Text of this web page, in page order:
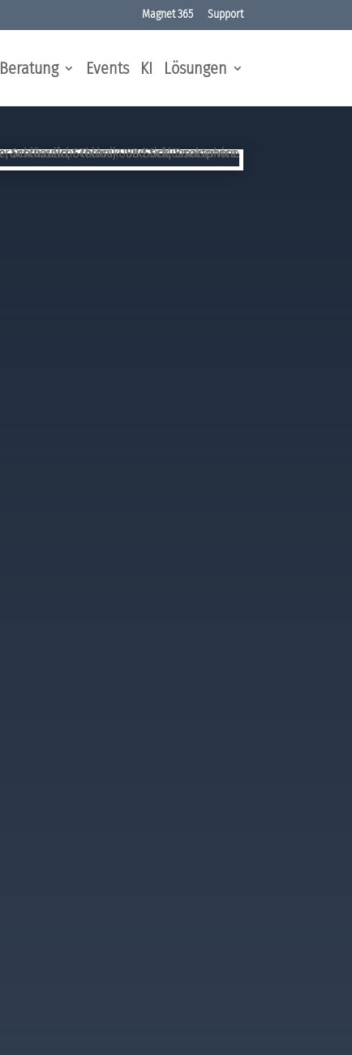
Magnet 365 Support
Beratung Events KI Lösungen